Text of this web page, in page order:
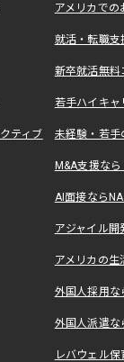
アメリカで
就活・転職
新卒就活無料
若手ハイキ
ティブ 未経験・若手
M&A支援な
AI面接なら
アジャイル
アメリカの
外国人採用
外国人派遣な
レバウェル